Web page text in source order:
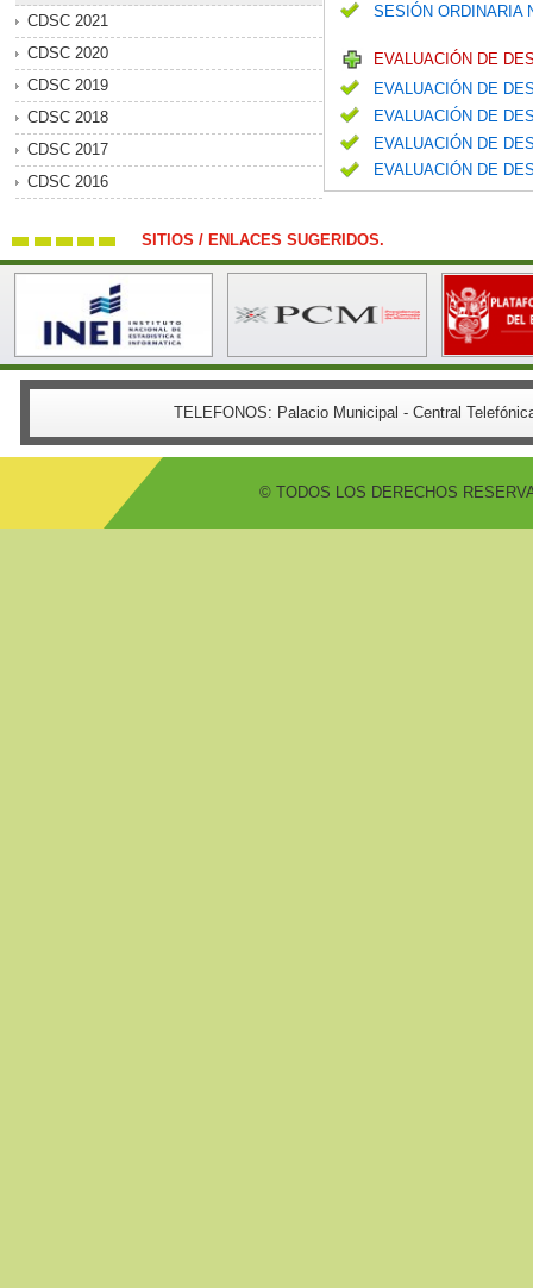
CDSC 2021
CDSC 2020
CDSC 2019
CDSC 2018
CDSC 2017
CDSC 2016
SESIÓN ORDINARIA
EVALUACIÓN DE
EVALUACIÓN DE
EVALUACIÓN DE
EVALUACIÓN DE
EVALUACIÓN DE
SITIOS / ENLACES SUGERIDOS.
TELEFONOS: Palacio Municipal - Central
© TODOS LOS DERECHOS